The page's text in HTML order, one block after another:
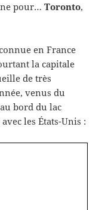
pour…Toronto,
en France
la capitale
de très
venus du
bord du lac
les États-Unis :